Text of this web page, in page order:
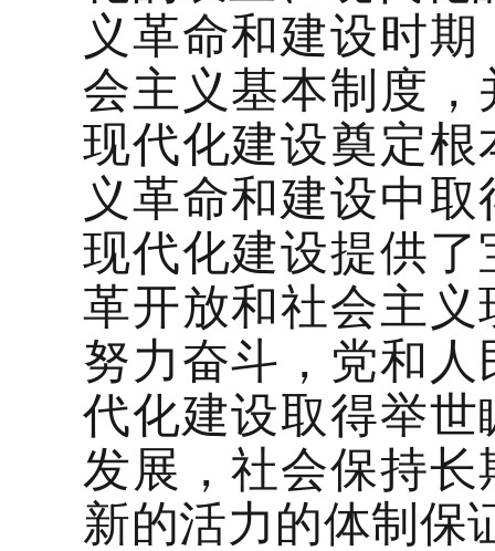
义革命和建设时
会主义基本制度
现代化建设奠定
义革命和建设中
现代化建设提供
革开放和社会主
努力奋斗，党和
代化建设取得举
发展，社会保持
新的活力的体制保